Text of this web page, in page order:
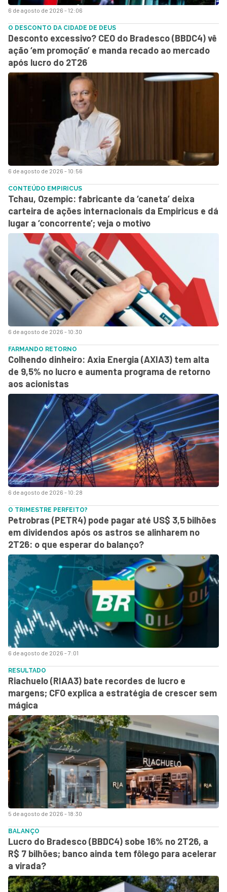
6 de agosto de 2026 - 12:06
6 de agosto de 2026 - 10:56
O DESCONTO DA CIDADE DE DEUS
Desconto excessivo? CEO do Bradesco (BBDC4) vê
ação ‘em promoção’ e manda recado ao mercado
após lucro do 2T26
6 de agosto de 2026 - 10:30
CONTEÚDO EMPIRICUS
Tchau, Ozempic: fabricante da ‘caneta’ deixa
carteira de ações internacionais da Empiricus e dá
lugar a ‘concorrente’; veja o motivo
6 de agosto de 2026 - 10:28
FARMANDO RETORNO
Colhendo dinheiro: Axia Energia (AXIA3) tem alta
de 9,5% no lucro e aumenta programa de retorno
aos acionistas
6 de agosto de 2026 - 7:01
O TRIMESTRE PERFEITO?
Petrobras (PETR4) pode pagar até US$ 3,5 bilhões
em dividendos após os astros se alinharem no
2T26: o que esperar do balanço?
5 de agosto de 2026 - 18:30
RESULTADO
Riachuelo (RIAA3) bate recordes de lucro e
margens; CFO explica a estratégia de crescer sem
mágica
BALANÇO
Lucro do Bradesco (BBDC4) sobe 16% no 2T26, a
R$ 7 bilhões; banco ainda tem fôlego para acelerar
a virada?